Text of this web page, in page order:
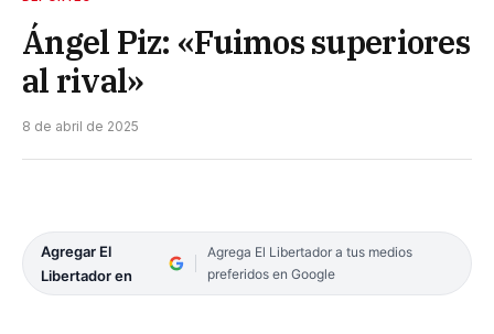
Ángel Piz: «Fuimos superiores
al rival»
8 de abril de 2025
Agregar El
Libertador en
Agrega El Libertador a tus medios
preferidos en Google